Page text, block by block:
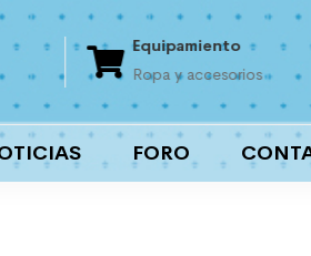
Equipamiento
Ropa y accesorios
FORO